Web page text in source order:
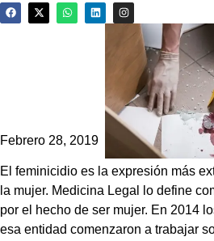
Febrero 28, 2019
El feminicidio es la expresión más
la mujer. Medicina Legal lo define
por el hecho de ser mujer. En 2014
esa entidad comenzaron a trabajar